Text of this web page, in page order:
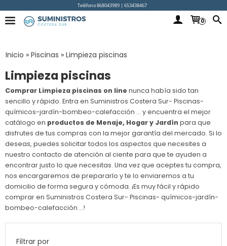
Teléfono 868043989 | 653438467
0
Inicio » Piscinas » Limpieza piscinas
Limpieza piscinas
Comprar Limpieza piscinas on line nunca había sido tan
sencillo y rápido. Entra en Suministros Costera Sur- Piscinas-
químicos-jardín-bombeo-calefacción ... y encuentra el mejor
catálogo en productos de Menaje, Hogar y Jardín para que
disfrutes de tus compras con la mejor garantía del mercado. Si lo
deseas, puedes solicitar todos los aspectos que necesites a
nuestro contacto de atención al ciente para que te ayuden a
encontrar justo lo que necesitas. Una vez que aceptes tu compra,
nos encargaremos de prepararlo y te lo enviaremos a tu
domicilio de forma segura y cómoda. ¡Es muy fácil y rápido
comprar en Suministros Costera Sur- Piscinas- químicos-jardín-
bombeo-calefacción ...!
Filtrar por